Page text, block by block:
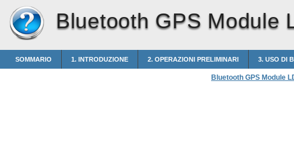
Bluetooth GPS Module
SOMMARIO 1. INTRODUZIONE 2. OPERAZIONI PRELIMINARI 3. USO DI
Bluetooth GPS Module